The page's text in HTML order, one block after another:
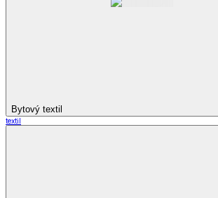
Bytový textil
textil